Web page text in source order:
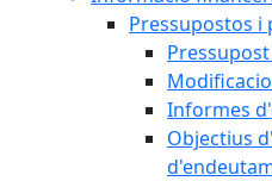
Pressupostos i
Informes
Objectius